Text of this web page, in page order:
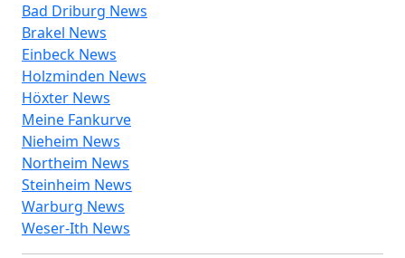
Bad Driburg News
Brakel News
Einbeck News
Holzminden News
Höxter News
Meine Fankurve
Nieheim News
Northeim News
Steinheim News
Warburg News
Weser-Ith News